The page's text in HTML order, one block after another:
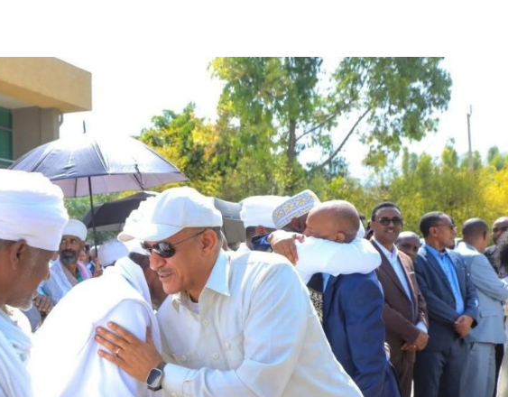
የቤኒን የዲጂታል ትራንስፎርሜሽን እና ኢኖቬሽን
ሚኒስትር ማሁና አክፕሎጋን የኢፌዴሪ መሶብ
አገልግሎትን ጎበኙ
August 5, 2026
አመራሮች እና
በቴሌቪዥን ዘርፍ
July 30, 2026
ትርክትን በማረም እና የወል ትርክትን
ሃላፊነቱን እየተወጣ ይገኛል
AmnAdmin October 17, 2025